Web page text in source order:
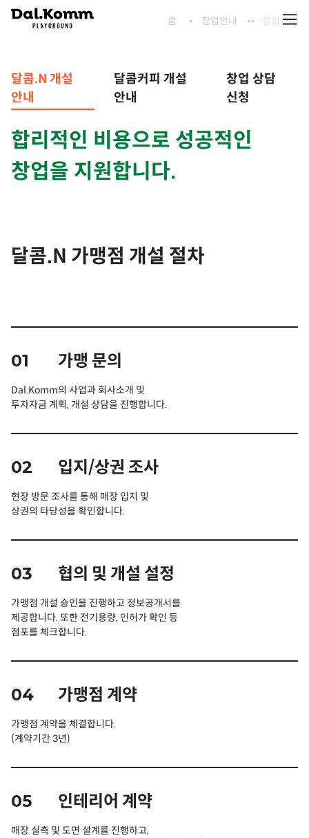
홈 창업안내 창업안내
달콤.N 개설
안내
달콤커피 개설
안내
창업 상담
신청
합리적인 비용으로 성공적인
창업을 지원합니다.
달콤.N 가맹점 개설 절차
01 가맹 문의
Dal.Komm의 사업과 회사소개 및
투자자금 계획, 개설 상담을 진행합니다.
02 입지/상권 조사
현장 방문 조사를 통해 매장 입지 및
상권의 타당성을 확인합니다.
03 협의 및 개설 설정
가맹점 개설 승인을 진행하고 정보공개서를
제공합니다. 또한 전기용량, 인허가 확인 등
점포를 체크합니다.
04 가맹점 계약
가맹점 계약을 체결합니다.
(계약기간 3년)
05 인테리어 계약
매장 실측 및 도면 설계를 진행하고,